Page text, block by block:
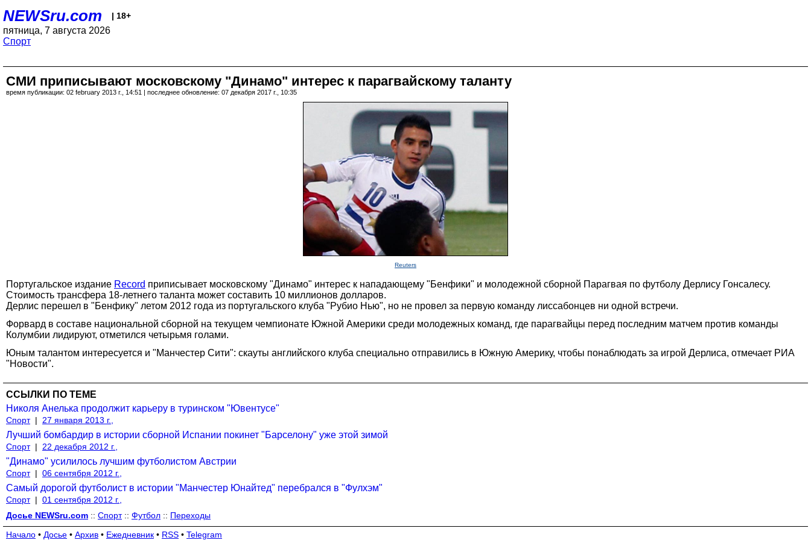
NEWSru.com | 18+
пятница, 7 августа 2026
Спорт
СМИ приписывают московскому "Динамо" интерес к парагвайскому таланту
время публикации: 02 february 2013 г., 14:51 | последнее обновление: 07 декабря 2017 г., 10:35
Reuters
Португальское издание Record приписывает московскому "Динамо" интерес к нападающему "Бенфики" и молодежной сборной Парагвая по футболу Дерлису Гонсалесу.
Стоимость трансфера 18-летнего таланта может составить 10 миллионов долларов.
Дерлис перешел в "Бенфику" летом 2012 года из португальского клуба "Рубио Нью", но не провел за первую команду лиссабонцев ни одной встречи.
Форвард в составе национальной сборной на текущем чемпионате Южной Америки среди молодежных команд, где парагвайцы перед последним матчем против команды
Колумбии лидируют, отметился четырьмя голами.
Юным талантом интересуется и "Манчестер Сити": скауты английского клуба специально отправились в Южную Америку, чтобы понаблюдать за игрой Дерлиса, отмечает РИА
"Новости".
ССЫЛКИ ПО ТЕМЕ
Николя Анелька продолжит карьеру в туринском "Ювентусе"
Спорт | 27 января 2013 г.,
Лучший бомбардир в истории сборной Испании покинет "Барселону" уже этой зимой
Спорт | 22 декабря 2012 г.,
"Динамо" усилилось лучшим футболистом Австрии
Спорт | 06 сентября 2012 г.,
Самый дорогой футболист в истории "Манчестер Юнайтед" перебрался в "Фулхэм"
Спорт | 01 сентября 2012 г.,
Досье NEWSru.com :: Спорт:: Футбол :: Переходы
Начало • Досье • Архив • Ежедневник • RSS • Telegram